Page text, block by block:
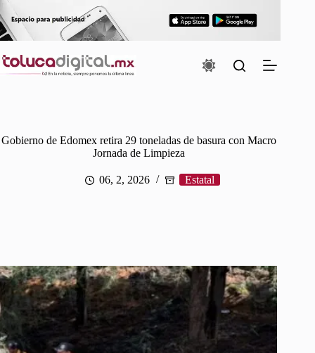
Saltar
al
contenido
Gobierno de Edomex retira 29 toneladas de basura con Macro
Jornada de Limpieza
06, 2, 2026 Estatal